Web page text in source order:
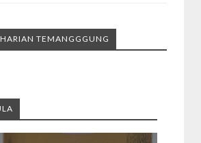
TEMANGGGUNG